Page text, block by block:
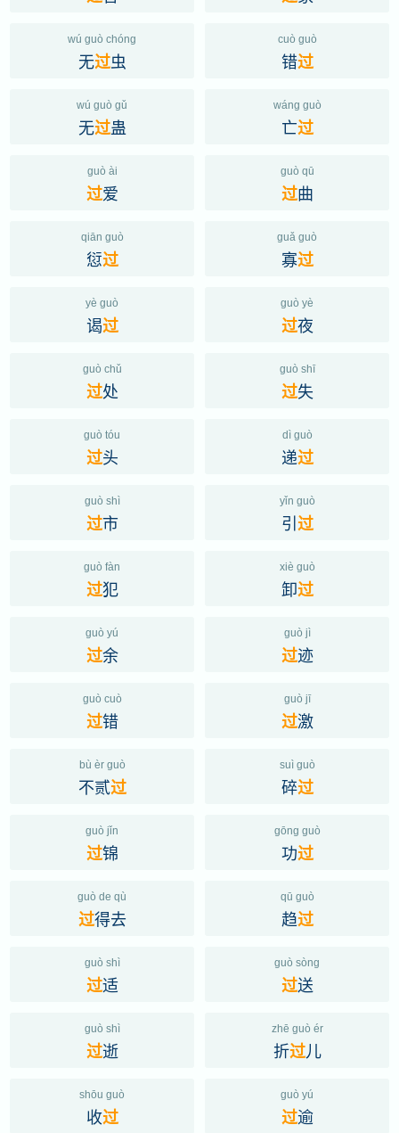
wú guò chóng
无过虫
cuò guò
错过
wú guò gǔ
无过蛊
wáng guò
亡过
guò ài
过爱
guò qū
过曲
qiān guò
愆过
guǎ guò
寡过
yè guò
谒过
guò yè
过夜
guò chǔ
过处
guò shī
过失
guò tóu
过头
dì guò
递过
guò shì
过市
yǐn guò
引过
guò fàn
过犯
xiè guò
卸过
guò yú
过余
guò jì
过迹
guò cuò
过错
guò jī
过激
bù èr guò
不贰过
suì guò
碎过
guò jǐn
过锦
gōng guò
功过
guò de qù
过得去
qū guò
趋过
guò shì
过适
guò sòng
过送
guò shì
过逝
zhē guò ér
折过儿
shōu guò
收过
guò yú
过逾